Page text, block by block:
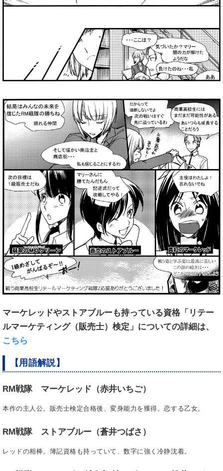
マーケレッドやストアブルーも持っている資格「リテー
ルマーケティング（販売士）検定」についての詳細は、
こちら
【用語解説】
RM戦隊 マーケレッド（赤井いちご）
本作の主人公。販売士検定合格後、変身能力を獲得。恋する乙女。
RM戦隊 ストアブルー（蒼井つばさ）
レッドの相棒。簿記資格も持っていて、数字に強く冷静沈着。